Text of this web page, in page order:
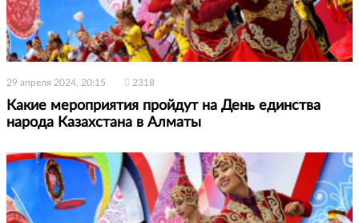
29 апреля 2024, 20:15 2318
Какие мероприятия пройдут на День единства
народа Казахстана в Алматы